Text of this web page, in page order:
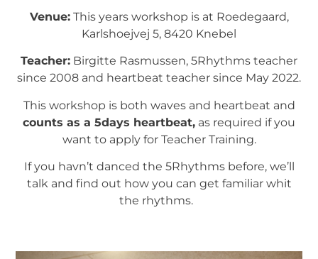
Venue:This years workshop is at Roedegaard,
Karlshoejvej 5, 8420 Knebel
Teacher: Birgitte Rasmussen, 5Rhythms teacher
since 2008 and heartbeat teacher since May 2022.
This workshop is both waves and heartbeat and
counts as a 5days heartbeat, as required if you
want to apply for Teacher Training.
If you havn’t danced the 5Rhythms before, we’ll
talk and find out how you can get familiar whit
the rhythms.